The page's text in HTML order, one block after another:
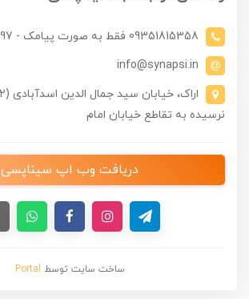
09351815358 فقط به صورت پیامک - 08632241297
info@synapsi.in
نرسیده به تقاطع خیابان امام
دریافت وب اپ سیناپسی
ساخت سایت توسط Portal